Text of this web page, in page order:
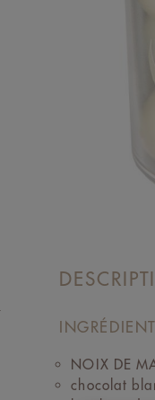
NOIX DE
chocolat